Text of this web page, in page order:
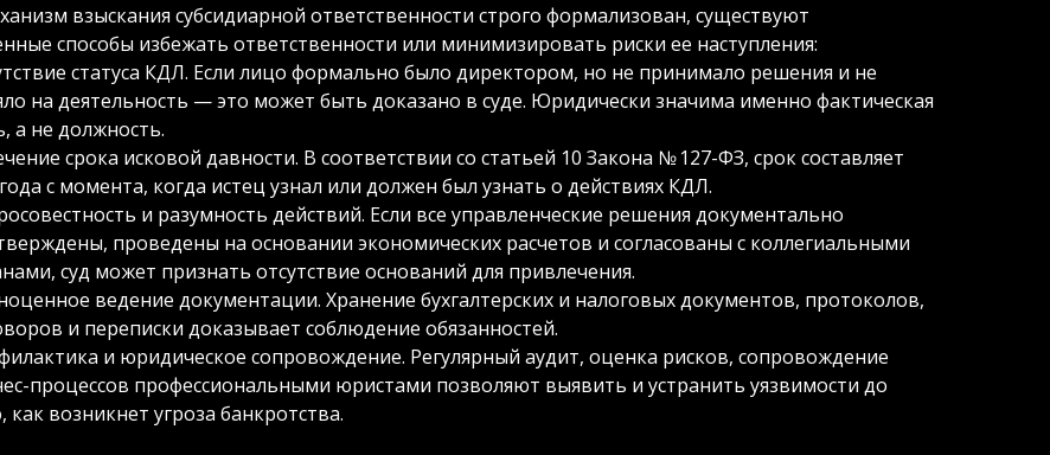
взыскания субсидиарной ответственности строго формализован, существуют
способы избежать ответственности или минимизировать риски ее наступления:
статуса КДЛ. Если лицо формально было директором, но не принимало решения и не
на деятельность — это может быть доказано в суде. Юридически значима именно фактическая
а не должность.
срока исковой давности. В соответствии со статьей 10 Закона № 127-ФЗ, срок составляет
с момента, когда истец узнал или должен был узнать о действиях КДЛ.
и разумность действий. Если все управленческие решения документально
проведены на основании экономических расчетов и согласованы с коллегиальными
суд может признать отсутствие оснований для привлечения.
ведение документации. Хранение бухгалтерских и налоговых документов, протоколов,
и переписки доказывает соблюдение обязанностей.
и юридическое сопровождение. Регулярный аудит, оценка рисков, сопровождение
процессов профессиональными юристами позволяют выявить и устранить уязвимости до
как возникнет угроза банкротства.